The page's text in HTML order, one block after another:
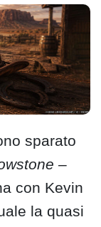
sparato
–
con Kevin
la quasi